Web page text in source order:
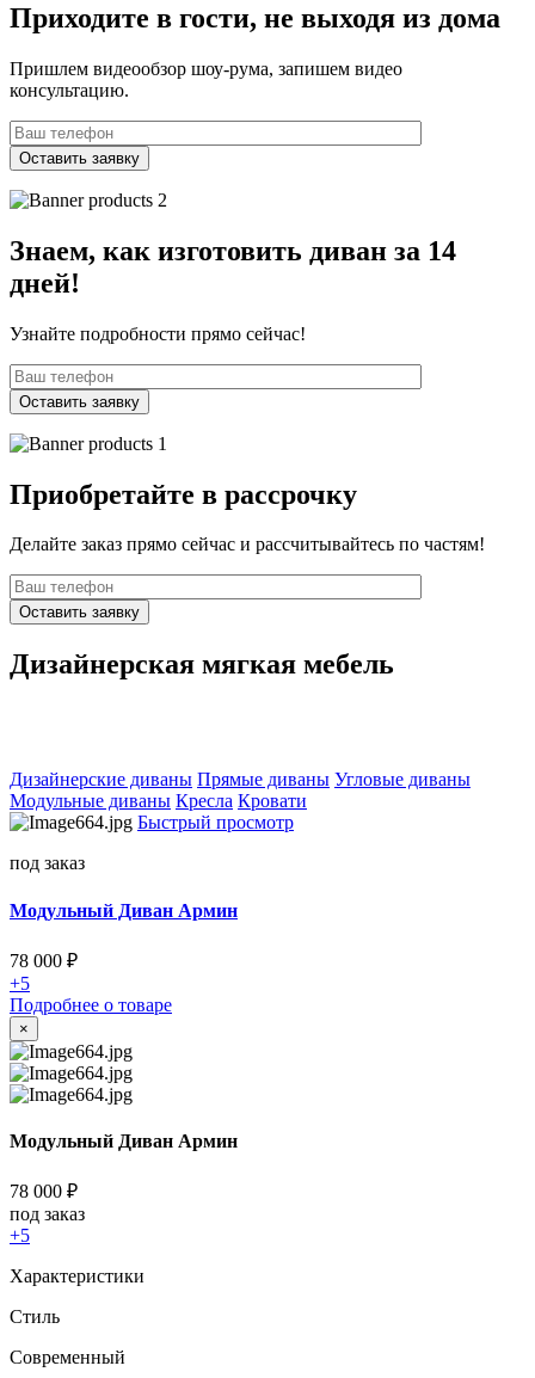
Приходите в гости, не выходя из дома
Пришлем видеообзор шоу-рума, запишем видео
консультацию.
Знаем, как изготовить диван за 14
дней!
Узнайте подробности прямо сейчас!
Приобретайте в рассрочку
Делайте заказ прямо сейчас и рассчитывайтесь по частям!
Дизайнерская мягкая мебель
Дизайнерские диваны Прямые диваны Угловые диваны
Модульные диваны Кресла Кровати
Быстрый просмотр
под заказ
Модульный Диван Армин
78 000 ₽
+5
Подробнее о товаре
×
Модульный Диван Армин
78 000 ₽
под заказ
+5
Характеристики
Стиль
Cовременный